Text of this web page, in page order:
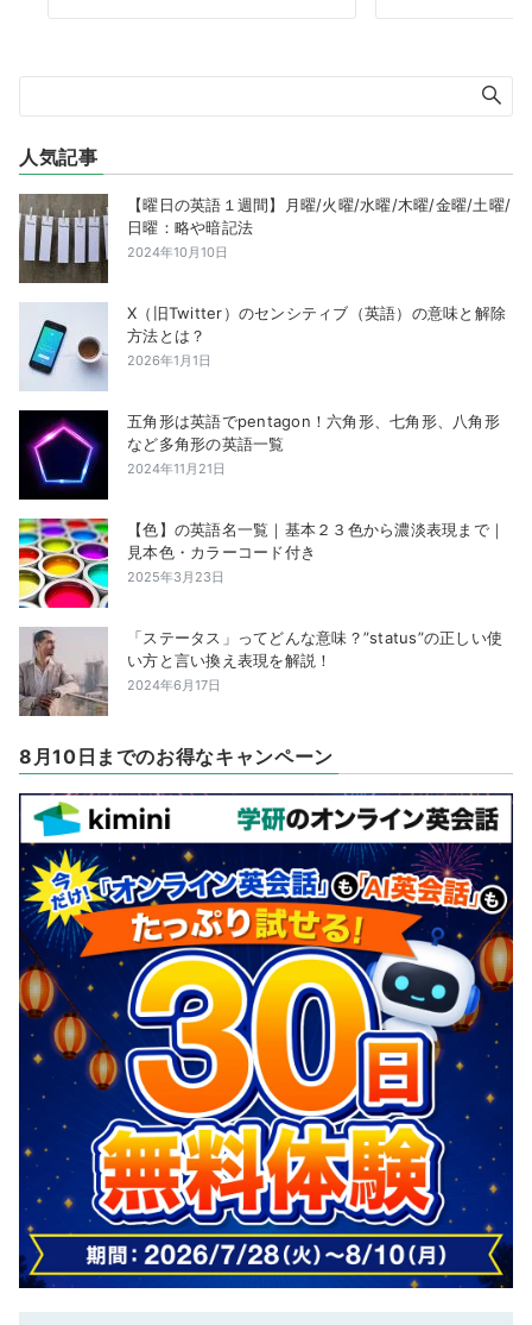
人気記事
【曜日の英語１週間】月曜/火曜/水曜/木曜/金曜/土曜/
日曜：略や暗記法
2024年10月10日
X（旧Twitter）のセンシティブ（英語）の意味と解除
方法とは？
2026年1月1日
五角形は英語でpentagon！六角形、七角形、八角形
など多角形の英語一覧
2024年11月21日
【色】の英語名一覧｜基本２３色から濃淡表現まで｜
見本色・カラーコード付き
2025年3月23日
「ステータス」ってどんな意味？”status”の正しい使
い方と言い換え表現を解説！
2024年6月17日
8月10日までのお得なキャンペーン